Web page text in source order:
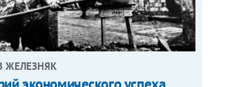
ЖЕЛЕЗНЯК